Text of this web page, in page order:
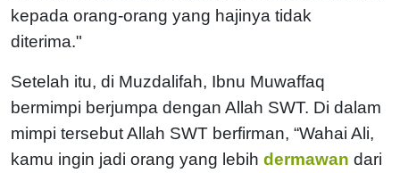
kepada orang-orang yang hajinya tidak
diterima."
Setelah itu, di Muzdalifah, Ibnu Muwaffaq
bermimpi berjumpa dengan Allah SWT. Di dalam
mimpi tersebut Allah SWT berfirman, “Wahai Ali,
kamu ingin jadi orang yang lebih dermawan dari